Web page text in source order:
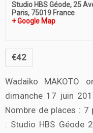
Studio HBS Géode,25
Paris, 75019 France
+ Google Map
€42
Wadaiko MAKOTO
dimanche 17 juin
Nombre de places : 7
: Studio HBS Géode